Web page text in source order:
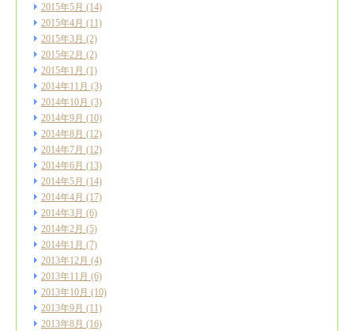
2015年5月 (14)
2015年4月 (11)
2015年3月 (2)
2015年2月 (2)
2015年1月 (1)
2014年11月 (3)
2014年10月 (3)
2014年9月 (10)
2014年8月 (12)
2014年7月 (12)
2014年6月 (13)
2014年5月 (14)
2014年4月 (17)
2014年3月 (6)
2014年2月 (5)
2014年1月 (7)
2013年12月 (4)
2013年11月 (6)
2013年10月 (10)
2013年9月 (11)
2013年8月 (16)